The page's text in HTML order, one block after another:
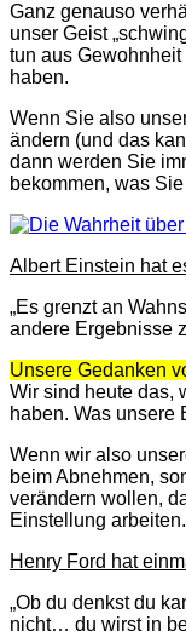
Ganz genauso
unser Geist
tun aus
haben.
Wenn Sie also
ändern (und das
dann werden Sie
bekommen, was
Albert Einstein hat
„Es grenzt an
andere Ergebnisse
Unsere Gedanken
Wir sind heute das,
haben. Was unsere
Wenn wir also
beim Abnehmen,
verändern wollen,
Einstellung arbeiten.
Henry Ford hat
„Ob du denkst du
nicht… du wirst in